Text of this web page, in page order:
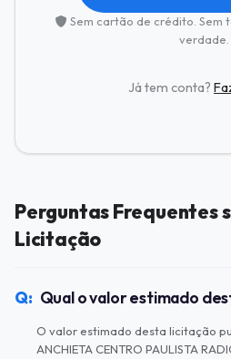
Sem cartão de crédito. Sem
verdade.
Já tem conta?
Perguntas Frequentes
Licitação
Qual o valor estimado
O valor estimado desta licitação
ANCHIETA CENTRO PAULISTA